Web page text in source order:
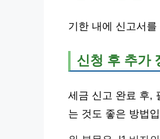
기한 내에 신고서
신청 후 추가
세금 신고 완료 후,
는 것도 좋은 방법